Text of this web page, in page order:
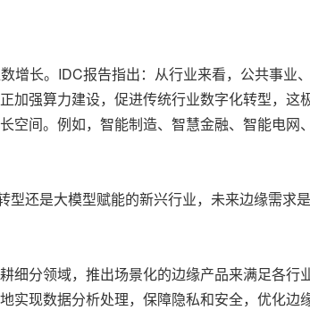
增长。IDC报告指出：从行业来看，公共事业
加强算力建设，促进传统行业数字化转型，
间。例如，智能制造、智慧金融、智能电网
还是大模型赋能的新兴行业，未来边缘需求
细分领域，推出场景化的边缘产品来满足各
实现数据分析处理，保障隐私和安全，优化